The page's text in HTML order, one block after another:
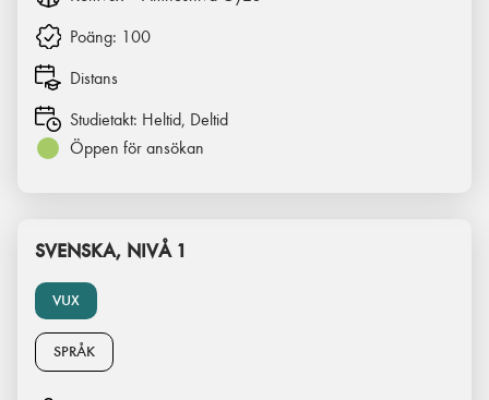
Poäng: 100
Distans
Studietakt: Heltid, Deltid
Öppen för ansökan
VUX
SVENSKA, NIVÅ 1
SPRÅK